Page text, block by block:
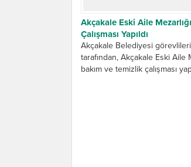
Akçakale Eski Aile
Çalışması Yapıldı
Akçakale Belediyesi görevlileri
tarafından, Akçakale Eski Aile
bakım ve temizlik çalışması